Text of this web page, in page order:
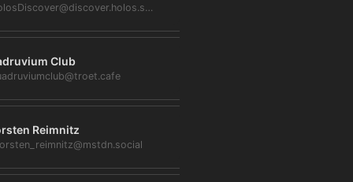
@HolosDiscover@discover.holos.social
Club
Reimnitz